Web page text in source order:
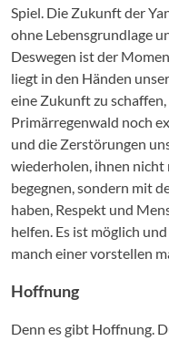
Spiel. Die Zukunft der
ohne Lebensgrundlage
Deswegen ist der
liegt in den Händen
eine Zukunft zu
Primärregenwald noch
und die Zerstörungen
wiederholen, ihnen
begegnen, sondern mit
haben, Respekt und
helfen. Es ist möglich
manch einer vorstellen
Hoffnung
Denn es gibt Hoffnung.